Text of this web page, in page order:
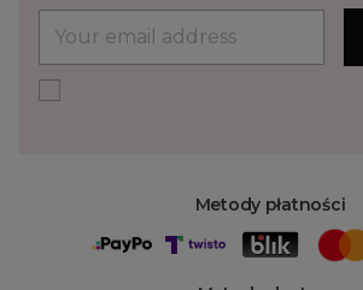
Metody płatności